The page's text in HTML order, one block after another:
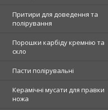
Притири для доведення та
полірування
Порошки карбіду кремнію та
скло
Пасти полірувальні
Керамічні мусати для правки
ножа